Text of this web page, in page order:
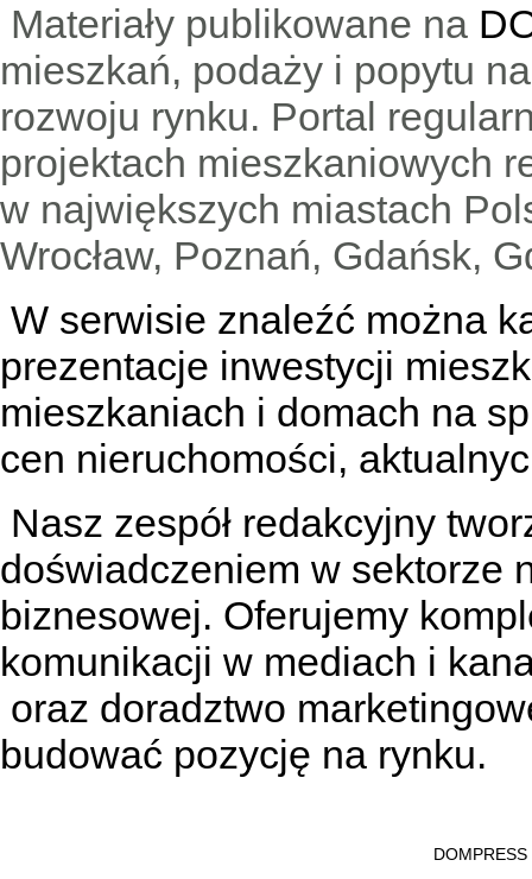
Materiały publikowane na
mieszkań, podaży i popytu
rozwoju rynku. Portal
projektach mieszkaniowych
w największych miastach
Wrocław, Poznań, Gdańsk,
W serwisie znaleźć można
prezentacje inwestycji
mieszkaniach i domach na
cen nieruchomości,
Nasz zespół redakcyjny
doświadczeniem w sektorze
biznesowej. Oferujemy
komunikacji w mediach i
oraz doradztwo
budować pozycję na rynku.